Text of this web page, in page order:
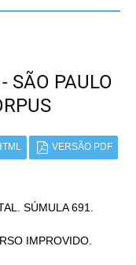
SÃO PAULO
VERSÃO PDF
SÚMULA 691.